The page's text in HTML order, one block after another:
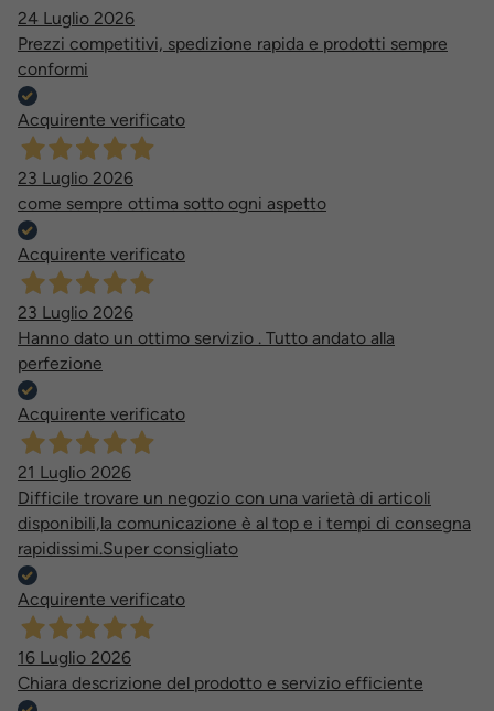
24 Luglio 2026
Prezzi competitivi, spedizione rapida e prodotti sempre
conformi
Acquirente verificato
23 Luglio 2026
come sempre ottima sotto ogni aspetto
Acquirente verificato
23 Luglio 2026
Hanno dato un ottimo servizio . Tutto andato alla
perfezione
Acquirente verificato
21 Luglio 2026
Difficile trovare un negozio con una varietà di articoli
disponibili,la comunicazione è al top e i tempi di consegna
rapidissimi.Super consigliato
Acquirente verificato
16 Luglio 2026
Chiara descrizione del prodotto e servizio efficiente